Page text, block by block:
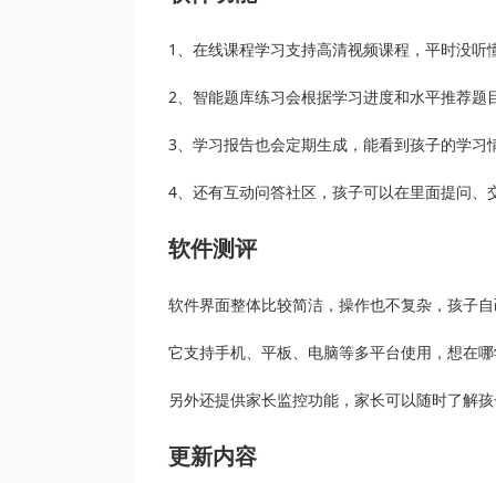
1、在线课程学习支持高清视频课程，平时没
2、智能题库练习会根据学习进度和水平推荐
3、学习报告也会定期生成，能看到孩子的学习
4、还有互动问答社区，孩子可以在里面提问
软件测评
软件界面整体比较简洁，操作也不复杂，孩子
它支持手机、平板、电脑等多平台使用，想在
另外还提供家长监控功能，家长可以随时了解
更新内容